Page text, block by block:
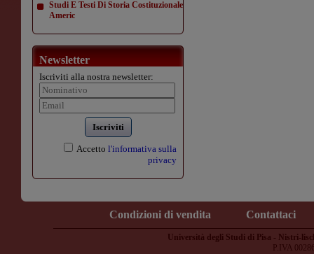
Studi E Testi Di Storia Costituzionale
Americ
Newsletter
Iscriviti alla nostra newsletter:
Iscriviti
Accetto l'informativa sulla
privacy
Condizioni di vendita Contattaci
Università degli Studi di Pisa - Nistri-
P.IVA